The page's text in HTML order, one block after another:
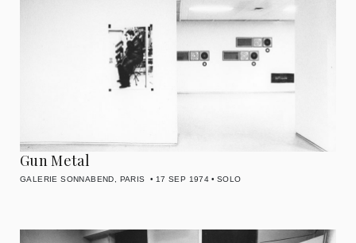
Gun Metal
GALERIE SONNABEND, PARIS 17 SEP 1974 SOLO